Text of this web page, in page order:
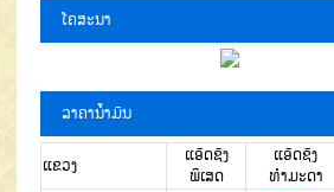
ໂຄສະນາ
ລາຄານໍ້າມັນ
ແຂວງ
ແອັດຊັງ
ພິເສດ
ແອັດຊັງ
ທຳມະດາ